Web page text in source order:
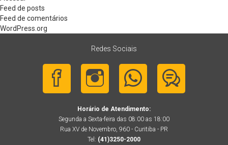
Feed de posts
Feed de comentários
WordPress.org
Redes Sociais
Horário de Atendimento:
Segunda a Sexta-feira das 08:00 as 18:00
Rua XV de Novembro, 960 - Curitiba - PR
Tel: (41)3250-2000